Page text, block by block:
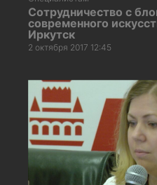
Сотрудничество с
современного
Иркутск
2 октября 2017 12:45